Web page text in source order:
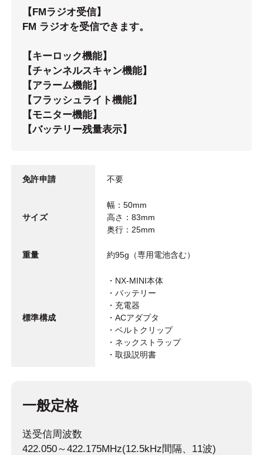
【FMラジオ受信】
FM ラジオを受信できます。
【キーロック機能】
【チャンネルスキャン機能】
【アラーム機能】
【フラッシュライト機能】
【モニター機能】
【バッテリー残量表示】
免許申請 不要
サイズ
幅：50mm
高さ：83mm
奥行：25mm
重量 約95g（専用電池含む）
標準構成
・NX-MINI本体
・バッテリー
・充電器
・ACアダプタ
・ベルトクリップ
・ネックストラップ
・取扱説明書
一般定格
送受信周波数
422.050～422.175MHz(12.5kHz間隔、11波)